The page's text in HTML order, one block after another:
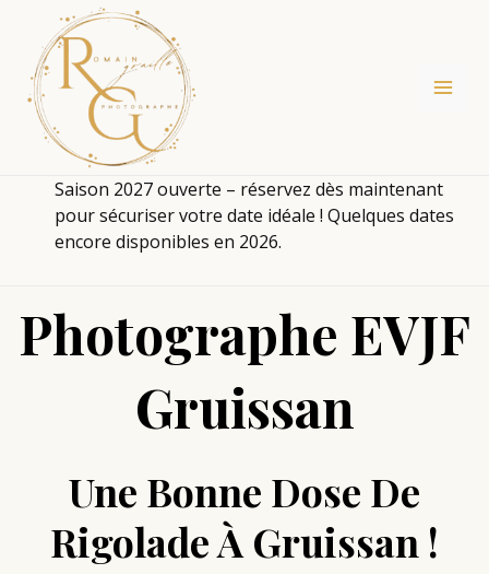
contenu
Saison 2027 ouverte – réservez dès maintenant
pour sécuriser votre date idéale ! Quelques dates
encore disponibles en 2026.
Photographe EVJF
Gruissan
Une Bonne Dose De
Rigolade À Gruissan !